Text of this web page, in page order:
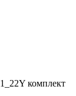
комплект